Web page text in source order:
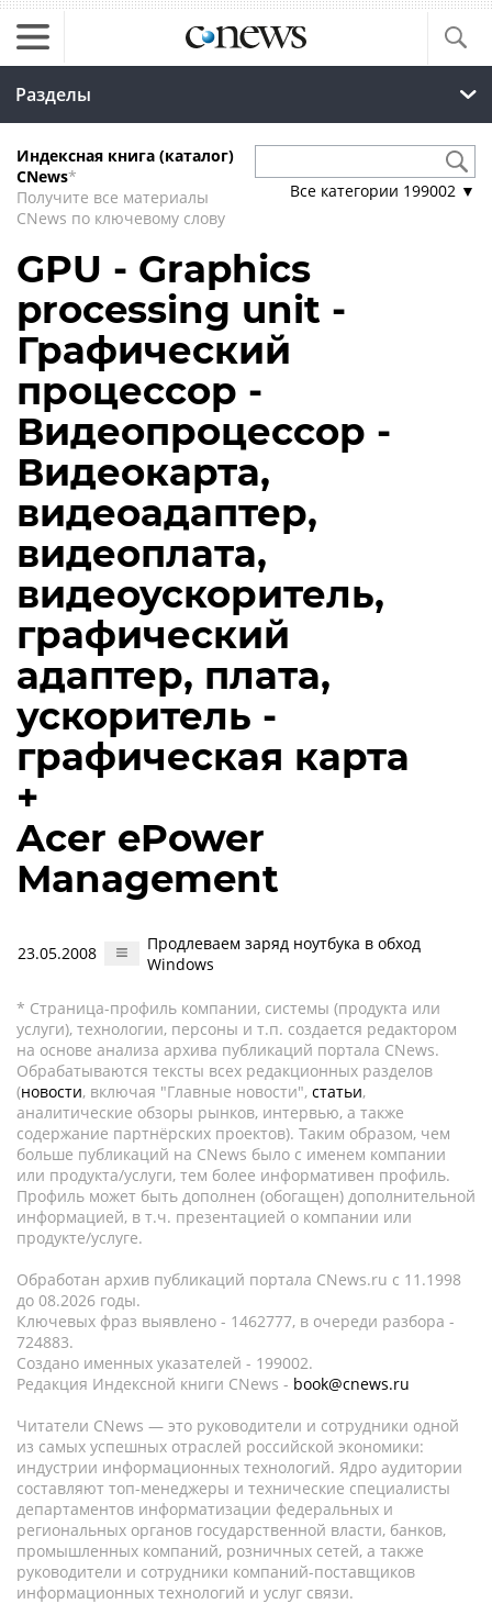
Разделы
Индексная книга (каталог)
CNews*
Получите все материалы
CNews по ключевому слову
Все категории 199002 ▼
GPU - Graphics
processing unit -
Графический
процессор -
Видеопроцессор -
Видеокарта,
видеоадаптер,
видеоплата,
видеоускоритель,
графический
адаптер, плата,
ускоритель -
графическая карта
+
Acer ePower
Management
23.05.2008
Продлеваем заряд ноутбука в обход
Windows
* Страница-профиль компании, системы (продукта или
услуги), технологии, персоны и т.п. создается редактором
на основе анализа архива публикаций портала CNews.
Обрабатываются тексты всех редакционных разделов
(новости, включая "Главные новости", статьи,
аналитические обзоры рынков, интервью, а также
содержание партнёрских проектов). Таким образом, чем
больше публикаций на CNews было с именем компании
или продукта/услуги, тем более информативен профиль.
Профиль может быть дополнен (обогащен) дополнительной
информацией, в т.ч. презентацией о компании или
продукте/услуге.
Обработан архив публикаций портала CNews.ru c 11.1998
до 08.2026 годы.
Ключевых фраз выявлено - 1462777, в очереди разбора -
724883.
Создано именных указателей - 199002.
Редакция Индексной книги CNews - book@cnews.ru
Читатели CNews — это руководители и сотрудники одной
из самых успешных отраслей российской экономики:
индустрии информационных технологий. Ядро аудитории
составляют топ-менеджеры и технические специалисты
департаментов информатизации федеральных и
региональных органов государственной власти, банков,
промышленных компаний, розничных сетей, а также
руководители и сотрудники компаний-поставщиков
информационных технологий и услуг связи.